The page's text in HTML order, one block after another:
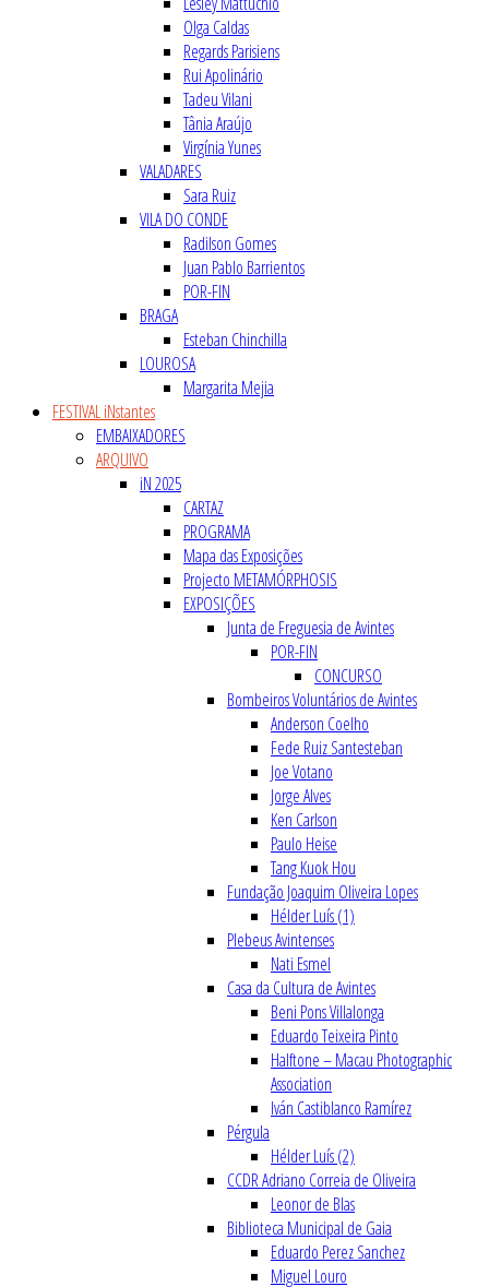
Olga Caldas
Regards Parisiens
Rui Apolinário
Tadeu Vilani
Tânia Araújo
Virgínia Yunes
VALADARES
Sara Ruiz
VILA DO CONDE
Radilson Gomes
Juan Pablo Barrientos
POR-FIN
BRAGA
Esteban Chinchilla
LOUROSA
Margarita Mejia
FESTIVAL iNstantes
EMBAIXADORES
ARQUIVO
iN 2025
CARTAZ
PROGRAMA
Mapa das Exposições
Projecto METAMÓRPHOSIS
EXPOSIÇÕES
Junta de Freguesia de Avintes
POR-FIN
CONCURSO
Bombeiros Voluntários de Avintes
Anderson Coelho
Fede Ruiz Santesteban
Joe Votano
Jorge Alves
Ken Carlson
Paulo Heise
Tang Kuok Hou
Fundação Joaquim Oliveira Lopes
Hélder Luís (1)
Plebeus Avintenses
Nati Esmel
Casa da Cultura de Avintes
Beni Pons Villalonga
Eduardo Teixeira Pinto
Halftone – Macau Photographic
Association
Iván Castiblanco Ramírez
Pérgula
Hélder Luís (2)
CCDR Adriano Correia de Oliveira
Leonor de Blas
Biblioteca Municipal de Gaia
Eduardo Perez Sanchez
Miguel Louro